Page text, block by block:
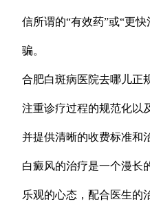
信所谓的“有效药”或“更
骗。
合肥白斑病医院去哪儿正
注重诊疗过程的规范化以
并提供清晰的收费标准和
白癜风的治疗是一个漫长
乐观的心态，配合医生的